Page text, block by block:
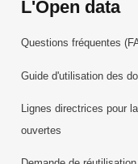
L'Open data
Questions fréquentes
Guide d'utilisation des
Lignes directrices pour
ouvertes